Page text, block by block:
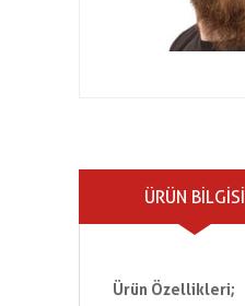
ÜRÜN BILGISI
Ürün Özellikleri;